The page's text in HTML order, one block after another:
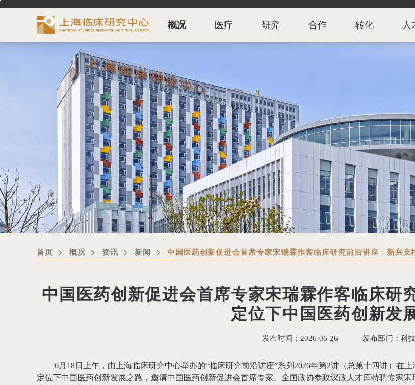
概况 医疗 研究 合作 转化 人
首页 概况 资讯 新闻 中国医药创新促进会首席专家宋瑞霖作客临床研究前沿讲座：新兴
中国医药创新促进会首席专家宋瑞霖作客临床研
定位下中国医药创新发
发布时间： 2026-06-26 发布部门： 科
6月18日上午，由上海临床研究中心举办的“临床研究前沿讲座”系列2026年第2讲（总第十四讲）在
定位下中国医药创新发展之路，邀请中国医药创新促进会首席专家、全国政协参政议政人才库特聘专家